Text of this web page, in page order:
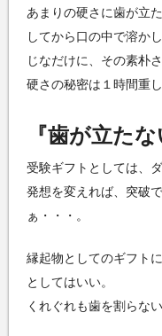
あまりの硬さに歯が立
してから口の中で溶か
じなだけに、その素朴
硬さの秘密は１時間重
『歯が立たな
受験ギフトとしては、
発想を変えれば、突破
ぁ・・・。
縁起物としてのギフト
としてはいい。
くれぐれも歯を割らな